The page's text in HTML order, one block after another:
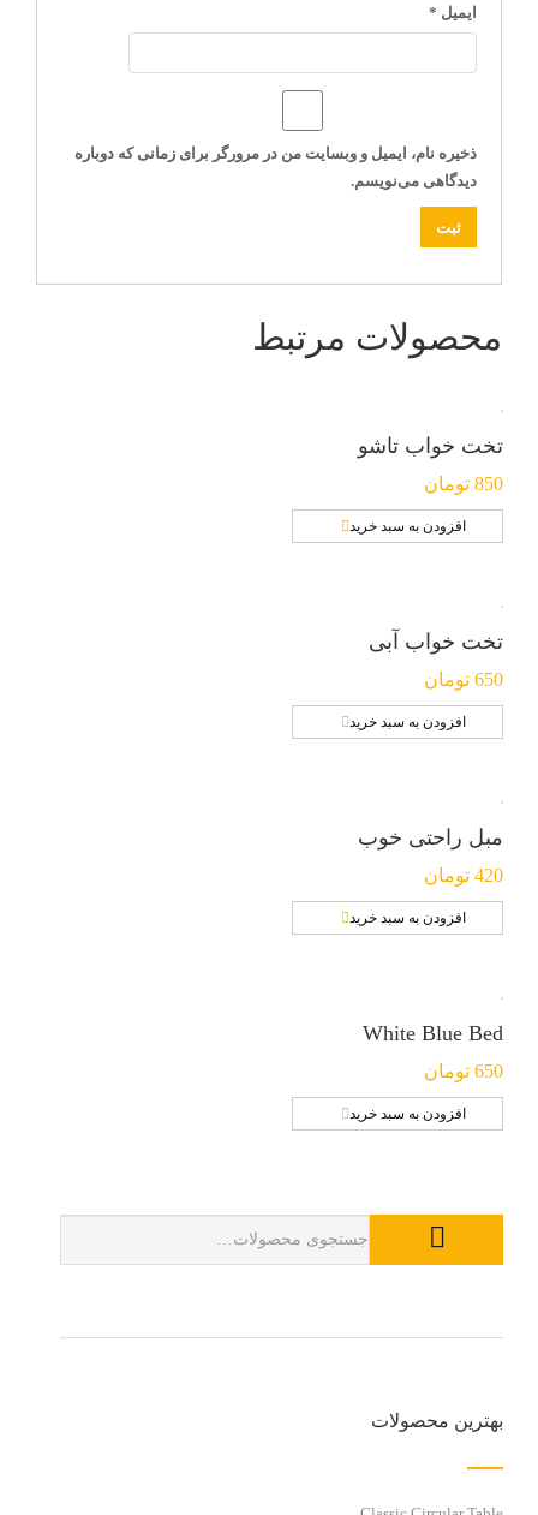
ایمیل *
ذخیره نام، ایمیل و وبسایت من در مرورگر برای زمانی که دوباره
دیدگاهی می‌نویسم.
محصولات مرتبط
تخت خواب تاشو
850 تومان
افزودن به سبد خرید
تخت خواب آبی
650 تومان
افزودن به سبد خرید
مبل راحتی خوب
420 تومان
افزودن به سبد خرید
White Blue Bed
650 تومان
افزودن به سبد خرید
بهترین محصولات